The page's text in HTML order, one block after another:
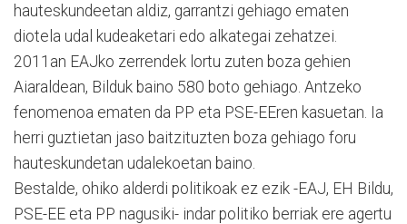
hauteskundeetan aldiz, garrantzi gehiago ematen
diotela udal kudeaketari edo alkategai zehatzei.
2011an EAJko zerrendek lortu zuten boza gehien
Aiaraldean, Bilduk baino 580 boto gehiago. Antzeko
fenomenoa ematen da PP eta PSE-EEren kasuetan. Ia
herri guztietan jaso baitzituzten boza gehiago foru
hauteskundetan udalekoetan baino.
Bestalde, ohiko alderdi politikoak ez ezik -EAJ, EH Bildu,
PSE-EE eta PP nagusiki- indar politiko berriak ere agertu